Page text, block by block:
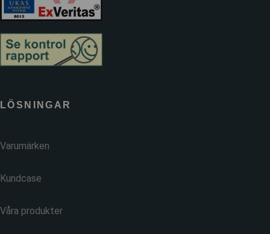
LÖSNINGAR
Varumärken
Kundcase
Våra produkter